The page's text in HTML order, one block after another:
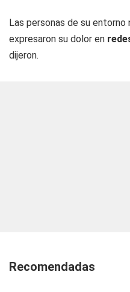
Las personas de su
expresaron su dolor en
dijeron.
Recomendadas